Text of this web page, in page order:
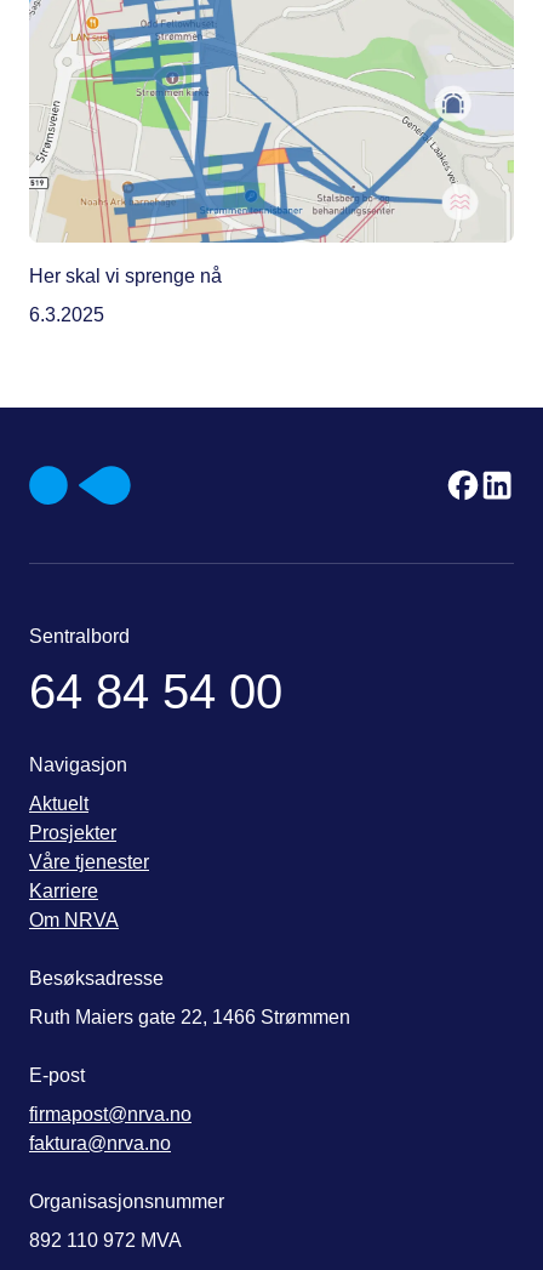
Her skal vi sprenge nå
6.3.2025
Sentralbord
64 84 54 00
Navigasjon
Aktuelt
Prosjekter
Våre tjenester
Karriere
Om NRVA
Besøksadresse
Ruth Maiers gate 22, 1466 Strømmen
E-post
firmapost@nrva.no
faktura@nrva.no
Organisasjonsnummer
892 110 972 MVA